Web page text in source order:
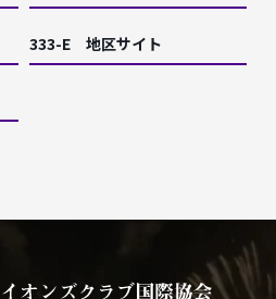
333-E 地区サイト